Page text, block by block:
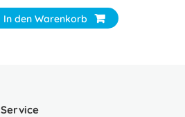
In den Warenkorb
Service